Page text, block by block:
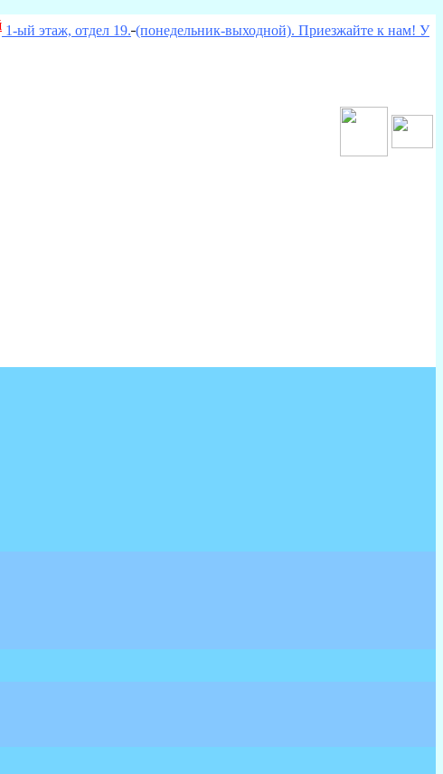
1-ый этаж, отдел 19. (понедельник-выходной). Приезжайте к нам! У